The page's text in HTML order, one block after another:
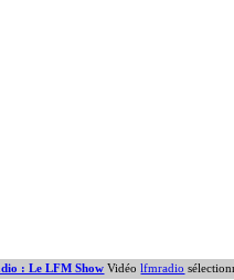
: Le LFM Show Vidéolfmradio